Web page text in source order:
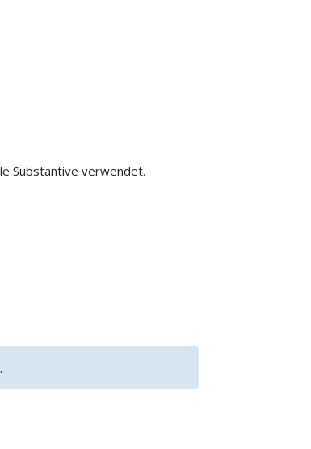
Substantive verwendet.